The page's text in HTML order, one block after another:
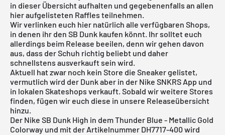
in dieser Übersicht aufhalten und gegebenenfalls an allen
hier aufgelisteten Raffles teilnehmen.
Wir verlinken euch hier natürlich alle verfügbaren Shops,
in denen ihr den SB Dunk kaufen könnt. Ihr solltet euch
allerdings beim Release beeilen, denn wir gehen davon
aus, dass der Schuh richtig beliebt und daher
schnellstens ausverkauft sein wird.
Aktuell hat zwar noch kein Store die Sneaker gelistet,
vermutlich wird der Dunk aber in der Nike SNKRS App und
in lokalen Skateshops verkauft. Sobald wir weitere Stores
finden, fügen wir euch diese in unsere Releaseübersicht
hinzu.
Der Nike SB Dunk High in dem Thunder Blue - Metallic Gold
Colorway und mit der Artikelnummer DH7717-400 wird